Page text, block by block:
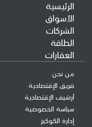
الرئيسية
الأسواق
الشركات
الطاقة
العقارات
من نحن
فريق الإقتصادية
أرشيف الإقتصادية
سياسة الخصوصية
إدارة الكوكيز